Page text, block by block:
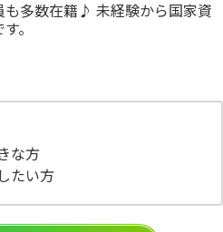
も多数在籍♪ 未経験から国家資
。
な方
たい方